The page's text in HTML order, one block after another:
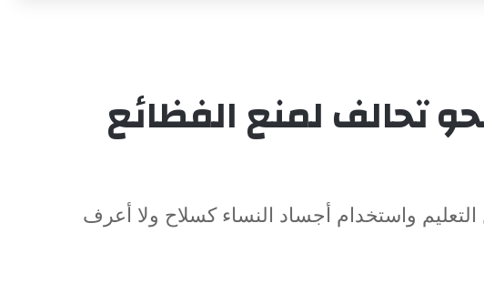
نحو تحالف لمنع الفظائع
وآلاف المفقودين وحرمان 13 مليون طفل من التعليم واستخدام أجساد النساء كسلاح ولا أعرف